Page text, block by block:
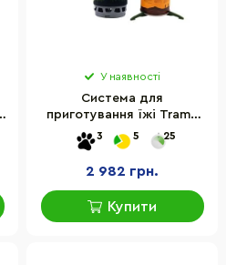
У наявності
Система для
приготування їжі Tramp
UTRG-049-olive 0,8 л
3 5 25
2 982 грн.
Купити